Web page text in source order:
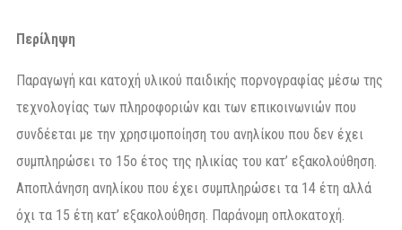
Περίληψη
Παραγωγή και κατοχή υλικού παιδικής πορνογραφίας μέσω της
τεχνολογίας των πληροφοριών και των επικοινωνιών που
συνδέεται με την χρησιμοποίηση του ανηλίκου που δεν έχει
συμπληρώσει το 15ο έτος της ηλικίας του κατ’ εξακολούθηση.
Αποπλάνηση ανηλίκου που έχει συμπληρώσει τα 14 έτη αλλά
όχι τα 15 έτη κατ’ εξακολούθηση. Παράνομη οπλοκατοχή.